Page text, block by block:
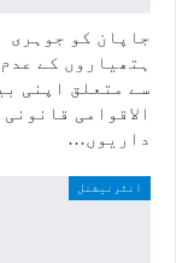
جاپان کو جوہری
ہتھیاروں کے عدم
سے متعلق اپنی
الاقوامی قانونی
داریوں…
انٹرنیشنل